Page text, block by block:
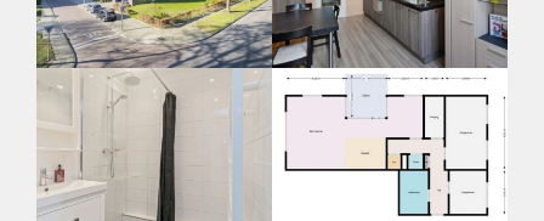
Huurtermijn
Onbepaalde termijn
Oplevering
Kaal